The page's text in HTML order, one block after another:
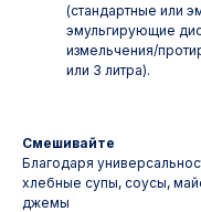
(стандартные или
эмульгирующие
измельчения/
или 3 литра).
Смешивайте
Благодаря
хлебные супы, соусы,
джемы